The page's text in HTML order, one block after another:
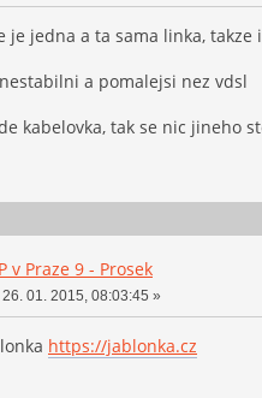
je jedna a ta sama linka,
a pomalejsi nez vdsl
kabelovka, tak se nic jineho
v Praze 9 - Prosek
26. 01. 2015, 08:03:45 »
https://jablonka.cz